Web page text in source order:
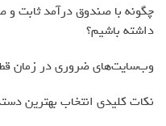
چگونه با صندوق درآمد ثابت
داشته باشیم؟
وب‌سایت‌های ضروری در زمان
نکات کلیدی انتخاب بهترین